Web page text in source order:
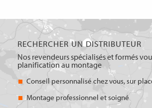
RECHERCHER UN DISTRIBUTEUR
Nos revendeurs spécialisés et formés
planification au montage
Conseil personnalisé chez vous, sur
Montage professionnel et soigné